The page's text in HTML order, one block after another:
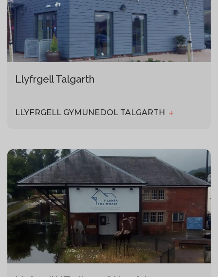
Llyfrgell Talgarth
LLYFRGELL GYMUNEDOL TALGARTH